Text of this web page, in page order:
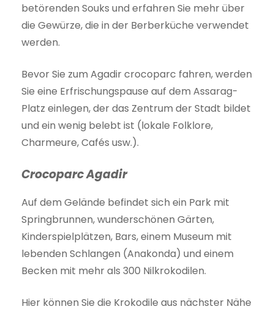
betörenden Souks und erfahren Sie mehr über
die Gewürze, die in der Berberküche verwendet
werden.
Bevor Sie zum Agadir crocoparc fahren, werden
Sie eine Erfrischungspause auf dem Assarag-
Platz einlegen, der das Zentrum der Stadt bildet
und ein wenig belebt ist (lokale Folklore,
Charmeure, Cafés usw.).
Crocoparc Agadir
Auf dem Gelände befindet sich ein Park mit
Springbrunnen, wunderschönen Gärten,
Kinderspielplätzen, Bars, einem Museum mit
lebenden Schlangen (Anakonda) und einem
Becken mit mehr als 300 Nilkrokodilen.
Hier können Sie die Krokodile aus nächster Nähe